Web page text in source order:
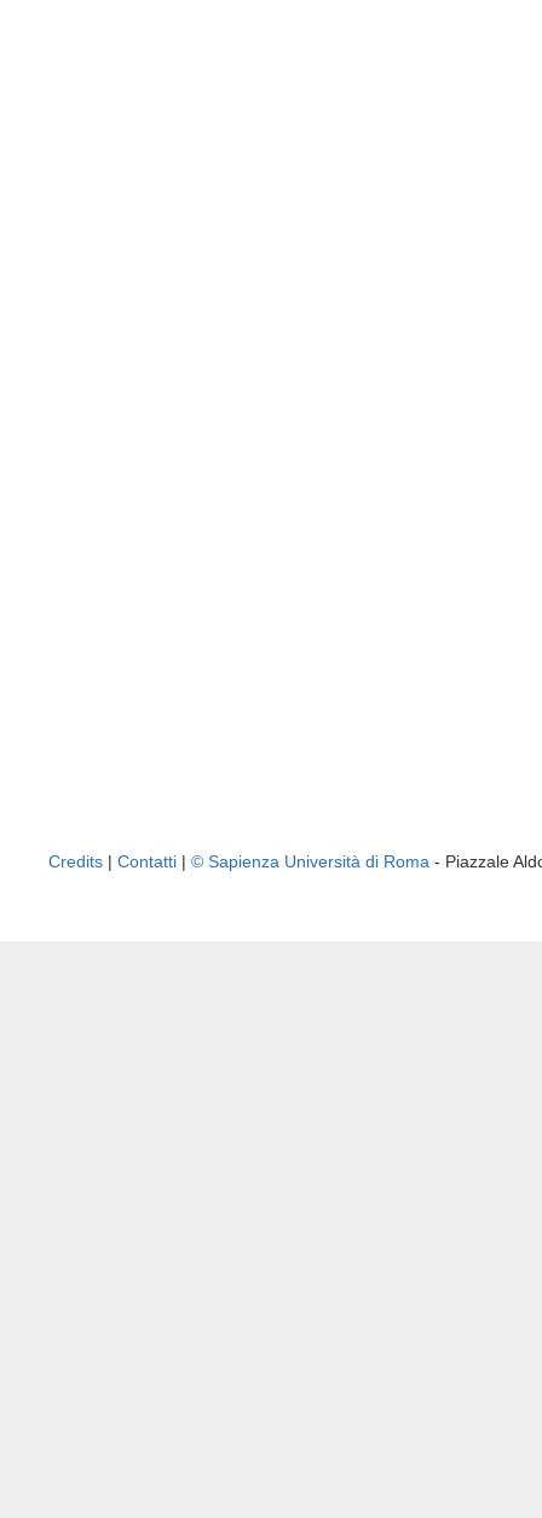
Credits | Contatti | © Sapienza Università di Roma - Piazzale